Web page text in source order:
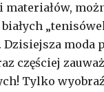
Dzisiejsza moda
częściej
Tylko